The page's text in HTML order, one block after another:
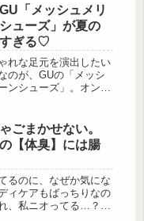
シャツは、ミッキーが
のアクセントになる！
今回はスカートスタイ
イルを紹介するので、
ディネートを楽しみた
なく♡ヴィンテージ風
まむらの「ミッキー
フロントTシャツ」 出典:hiro...
「メッシュメリ
ューズ」が夏の
ぎる♡
れな足元を演出したい
のが、GUの「メッシ
ンシューズ」。オンラ
よりきれいめで、メッ
げな印象を与えてくれ
は、履くだけで夏らし
ス。今しか手に入らな
、足元から季節感をア
せんか？涼し気なルッ
ュメリージェーンシュ
」とは この投稿をIn...
ごまかせない。
【体臭】には腸
るのに、なぜか気にな
ィケアもばっちりなの
、私ニオってる…？」